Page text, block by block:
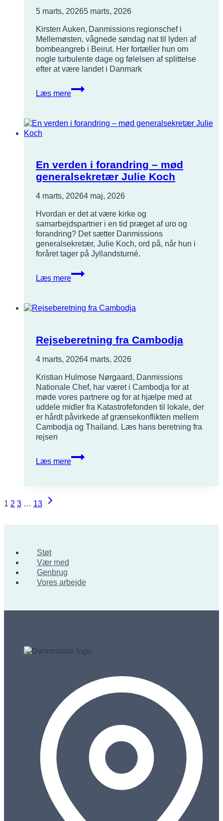
5 marts, 20265 marts, 2026
Kirsten Auken, Danmissions regionschef i
Mellemøsten, vågnede søndag nat til lyden af
bombeangreb i Beirut. Her fortæller hun om
nogle turbulente dage og følelsen af splittelse
efter at være landet i Danmark
Læs mere
Hilsen
fra
En verden i forandring – mød
generalsekretær Julie Koch
4 marts, 20264 maj, 2026
Hvordan er det at være kirke og
samarbejdspartner i en tid præget af uro og
forandring? Det sætter Danmissions
generalsekretær, Julie Koch, ord på, når hun i
foråret tager på Jyllandsturné.
Læs mere
En
verden
–
Julie
Rejseberetning fra Cambodja
4 marts, 20264 marts, 2026
Kristian Hulmose Nørgaard, Danmissions
Nationale Chef, har været i Cambodja for at
møde vores partnere og for at hjælpe med at
uddele midler fra Katastrofefonden til lokale, der
er hårdt påvirkede af grænsekonflikten mellem
Cambodja og Thailand. Læs hans beretning fra
rejsen
Læs mere
Rejseberetning
fra
Side
1 2 3 … 13
Næste
Støt
Vær med
Genbrug
Vores arbejde